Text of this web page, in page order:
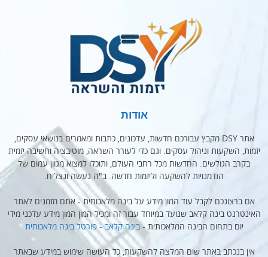
אודות
אתר DSY מקבץ עבורכם חדשות, עדכונים, כתבות ומאמרים בנושאי עסקים,
יזמות, השקעות וניהול עסקים. וגם כדי לעורר השראה, מוטיבציה וחשיבה יזמית
בקרב הגולשים. החדשות מכל רחבי העולם, ותוכלו למצוא מגוון עמום של
הזדמנויות להשקעה וליזמות חדשה. ב"ה נעשה ונצליח.
אם ברצונכם לקבל עוד המון מידע על בינה מלאכותית - אתם מזמנים לאתר
האינטרנט בינה קלאב שנועד במיוחד עבור זה ומכיל המון המון מידע עדכני מידי
יום בתחום הבינה המלאכותית -בינה קלאב - פורטל בינה מלאכותית
אין בנכתב באתר שום המלצה להשקעות, כל העושה שימוש במידע שבאתר